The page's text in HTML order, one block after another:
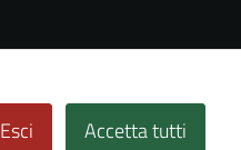
Esci Accetta tutti